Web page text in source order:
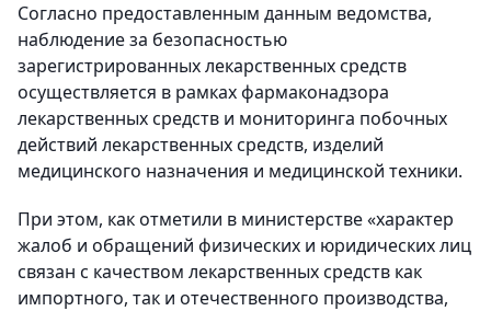
Согласно предоставленным данным ведомства,
наблюдение за безопасностью
зарегистрированных лекарственных средств
осуществляется в рамках фармаконадзора
лекарственных средств и мониторинга побочных
действий лекарственных средств, изделий
медицинского назначения и медицинской техники.
При этом, как отметили в министерстве «характер
жалоб и обращений физических и юридических лиц
связан с качеством лекарственных средств как
импортного, так и отечественного производства,